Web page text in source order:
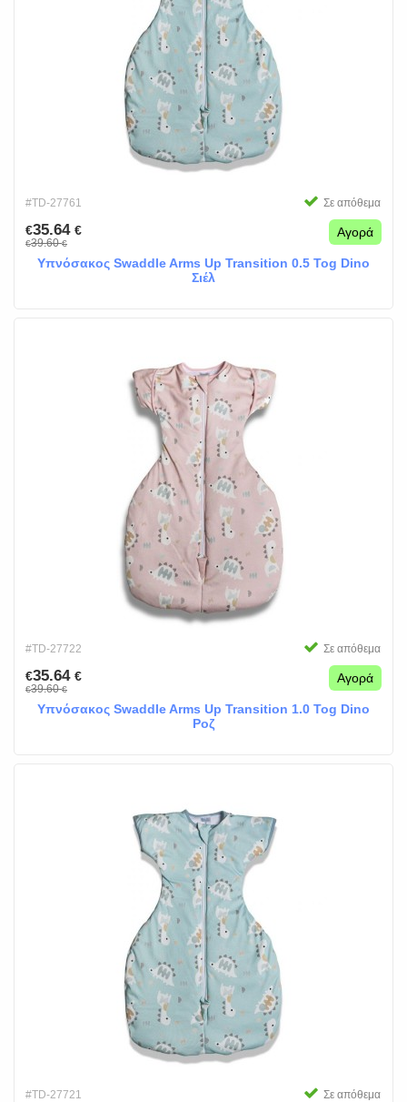
#TD-27761 Σε απόθεμα
€35.64 €
€39.60€
Αγορά
Υπνόσακος Swaddle Arms Up Transition 0.5 Tog Dino
Σιέλ
#TD-27722 Σε απόθεμα
€35.64 €
€39.60€
Αγορά
Υπνόσακος Swaddle Arms Up Transition 1.0 Tog Dino
Ροζ
#TD-27721 Σε απόθεμα